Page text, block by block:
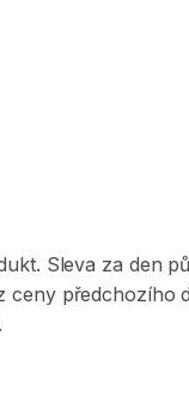
Sleva za den
ceny předchozího